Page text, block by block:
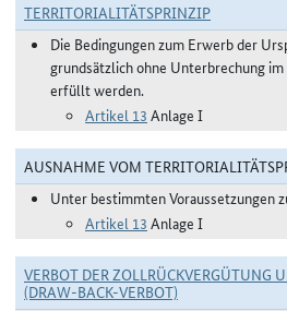
TERRITORIALITÄTSPRINZIP
Die Bedingungen zum Erwerb der
grundsätzlich ohne Unterbrechung
erfüllt werden.
Artikel 13 Anlage I
AUSNAHME VOM
Unter bestimmten Voraussetzungen
Artikel 13 Anlage I
VERBOT DER ZOLLRÜCKVERGÜTUNG
(DRAW-BACK-VERBOT)